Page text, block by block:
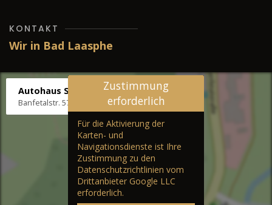
KONTAKT
Wir in Bad Laasphe
Autohaus Stenger
Banfetalstr. 57, 57334 Bad Laasphe
Zustimmung
erforderlich
Für die Aktivierung der
Karten- und
Navigationsdienste ist Ihre
Zustimmung zu den
Datenschutzrichtlinien vom
Drittanbieter Google LLC
erforderlich.